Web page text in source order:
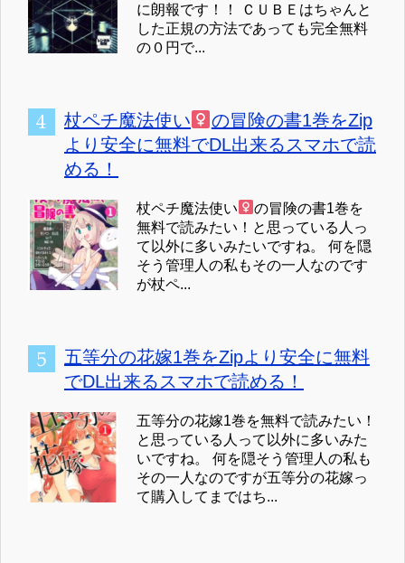
に朗報です！！ ＣＵＢＥはちゃんと
した正規の方法であっても完全無料
の０円で...
杖ペチ魔法使い
の冒険の書1巻をZip
より安全に無料でDL出来るスマホで読
める！
杖ペチ魔法使い
の冒険の書1巻を
無料で読みたい！と思っている人っ
て以外に多いみたいですね。 何を隠
そう管理人の私もその一人なのです
が杖ペ...
五等分の花嫁1巻をZipより安全に無料
でDL出来るスマホで読める！
五等分の花嫁1巻を無料で読みたい！
と思っている人って以外に多いみた
いですね。 何を隠そう管理人の私も
その一人なのですが五等分の花嫁っ
て購入してまではち...